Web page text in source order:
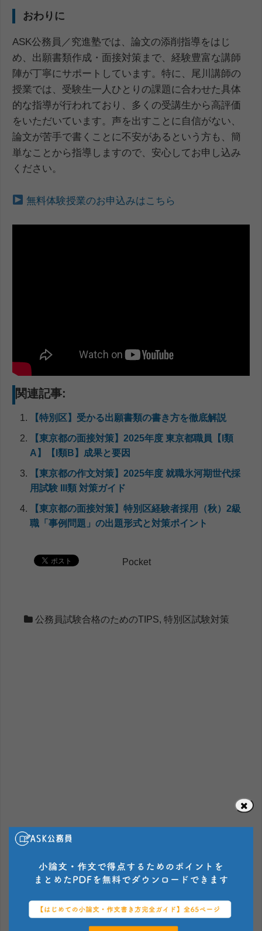
おわりに
ASK公務員／究進塾では、論文の添削指導をはじ
め、出願書類作成・面接対策まで、経験豊富な講師
陣が丁寧にサポートしています。特に、尾川講師の
授業では、受験生一人ひとりの課題に合わせた具体
的な指導が行われており、多くの受講生から高評価
をいただいています。声を出すことに自信がない、
論文が苦手で書くことに不安があるという方も、簡
単なことから指導しますので、安心してお申し込み
ください。
無料体験授業のお申込みはこちら
関連記事:
【特別区】受かる出願書類の書き方を徹底解説
【東京都の面接対策】2025年度 東京都職員【I類
A】【I類B】成果と要因
【東京都の作文対策】2025年度 就職氷河期世代採
用試験 III類 対策ガイド
【東京都の面接対策】特別区経験者採用（秋）2級
職「事例問題」の出題形式と対策ポイント
Pocket
公務員試験合格のためのTIPS, 特別区試験対策